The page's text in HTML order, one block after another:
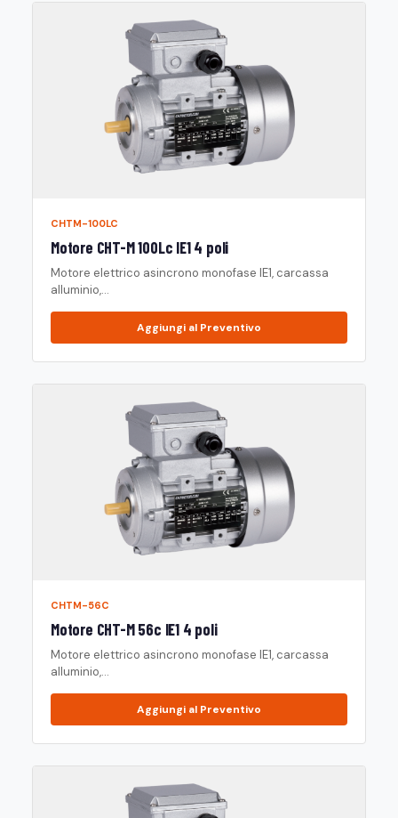
CHTM-100LC
Motore CHT-M 100Lc IE1 4 poli
Motore elettrico asincrono monofase IE1, carcassa
alluminio,...
Aggiungi al Preventivo
CHTM-56C
Motore CHT-M 56c IE1 4 poli
Motore elettrico asincrono monofase IE1, carcassa
alluminio,...
Aggiungi al Preventivo